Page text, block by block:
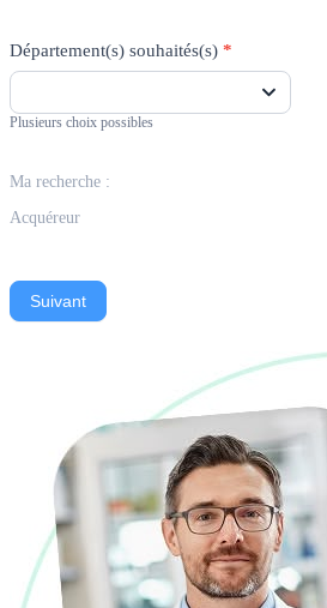
Département(s) souhaités(s) *
Plusieurs choix possibles
Ma recherche :
Acquéreur
Suivant